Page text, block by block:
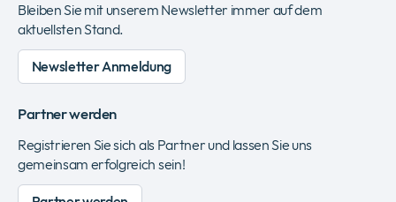
Bleiben Sie mit unserem Newsletter immer auf dem
aktuellsten Stand.
Newsletter Anmeldung
Partner werden
Registrieren Sie sich als Partner und lassen Sie uns
gemeinsam erfolgreich sein!